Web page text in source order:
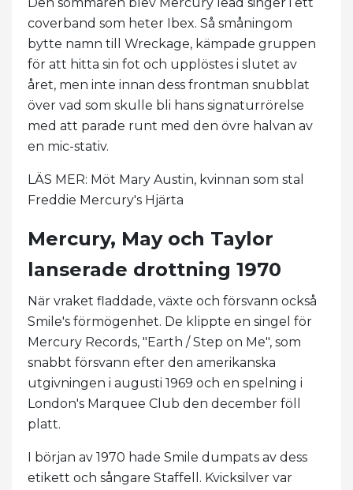
Den sommaren blev Mercury lead singer i ett
coverband som heter Ibex. Så småningom
bytte namn till Wreckage, kämpade gruppen
för att hitta sin fot och upplöstes i slutet av
året, men inte innan dess frontman snubblat
över vad som skulle bli hans signaturrörelse
med att parade runt med den övre halvan av
en mic-stativ.
LÄS MER: Möt Mary Austin, kvinnan som stal
Freddie Mercury's Hjärta
Mercury, May och Taylor
lanserade drottning 1970
När vraket fladdade, växte och försvann också
Smile's förmögenhet. De klippte en singel för
Mercury Records, "Earth / Step on Me", som
snabbt försvann efter den amerikanska
utgivningen i augusti 1969 och en spelning i
London's Marquee Club den december föll
platt.
I början av 1970 hade Smile dumpats av dess
etikett och sångare Staffell. Kvicksilver var